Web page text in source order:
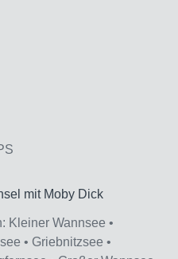
mit Moby Dick
Kleiner Wannsee •
• Griebnitzsee •